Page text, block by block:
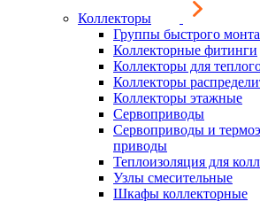
Коллекторы
Группы быстрого
Коллекторные фитинги
Коллекторы для
Коллекторы
Коллекторы этажные
Сервоприводы
Сервоприводы и
приводы
Теплоизоляция для
Узлы смесительные
Шкафы коллекторные